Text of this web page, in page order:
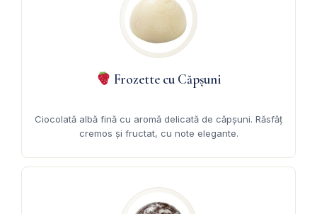
Frozette cu Căpșuni
Ciocolată albă fină cu aromă delicată de căpșuni. Răsfăț
cremos și fructat, cu note elegante.